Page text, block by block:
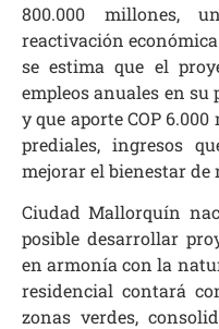
800.000 millones,
reactivación
se estima que el
empleos anuales en
y que aporte COP
prediales, ingresos
mejorar el bienestar de
Ciudad Mallorquín
posible desarrollar
en armonía con la
residencial contará
zonas verdes,